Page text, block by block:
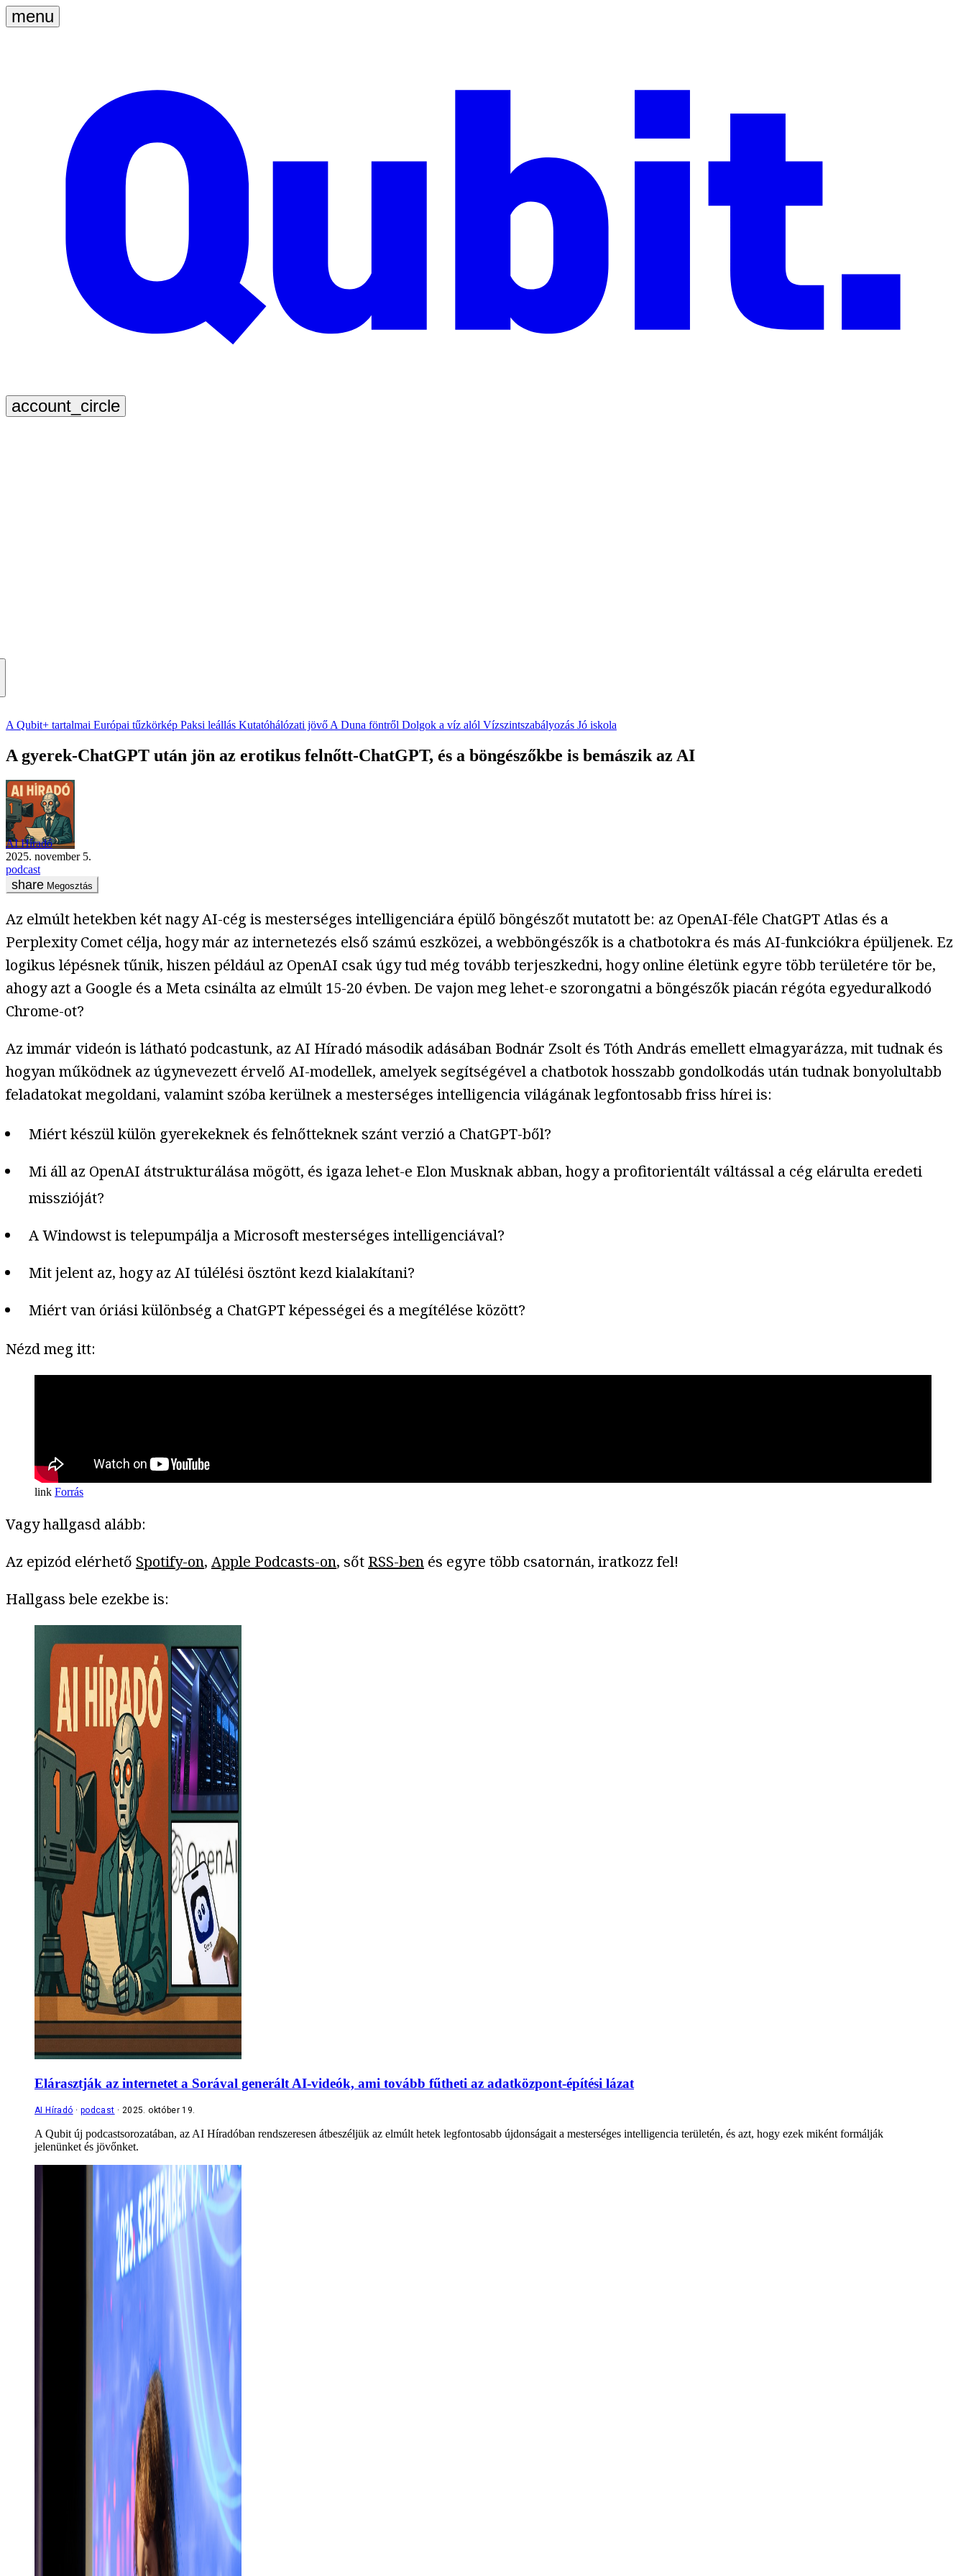
A Qubit+ tartalmai Európai tűzkörkép Paksi leállás Kutatóhálózati jövő A Duna föntről Dolgok a víz alól Vízszintszabályozás Jó iskola
A gyerek-ChatGPT után jön az erotikus felnőtt-ChatGPT, és a böngészőkbe is bemászik az AI
AI Híradó
2025. november 5.
podcast
Megosztás
Az elmúlt hetekben két nagy AI-cég is mesterséges intelligenciára épülő böngészőt mutatott be: az OpenAI-féle ChatGPT Atlas és a
Perplexity Comet célja, hogy már az internetezés első számú eszközei, a webböngészők is a chatbotokra és más AI-funkciókra épüljenek. Ez
logikus lépésnek tűnik, hiszen például az OpenAI csak úgy tud még tovább terjeszkedni, hogy online életünk egyre több területére tör be,
ahogy azt a Google és a Meta csinálta az elmúlt 15-20 évben. De vajon meg lehet-e szorongatni a böngészők piacán régóta egyeduralkodó
Chrome-ot?
Az immár videón is látható podcastunk, az AI Híradó második adásában Bodnár Zsolt és Tóth András emellett elmagyarázza, mit tudnak és
hogyan működnek az úgynevezett érvelő AI-modellek, amelyek segítségével a chatbotok hosszabb gondolkodás után tudnak bonyolultabb
feladatokat megoldani, valamint szóba kerülnek a mesterséges intelligencia világának legfontosabb friss hírei is:
Miért készül külön gyerekeknek és felnőtteknek szánt verzió a ChatGPT-ből?
Mi áll az OpenAI átstrukturálása mögött, és igaza lehet-e Elon Musknak abban, hogy a profitorientált váltással a cég elárulta eredeti
misszióját?
A Windowst is telepumpálja a Microsoft mesterséges intelligenciával?
Mit jelent az, hogy az AI túlélési ösztönt kezd kialakítani?
Miért van óriási különbség a ChatGPT képességei és a megítélése között?
Nézd meg itt:
Forrás
Vagy hallgasd alább:
Az epizód elérhető Spotify-on, Apple Podcasts-on, sőt RSS-ben és egyre több csatornán, iratkozz fel!
Hallgass bele ezekbe is:
Elárasztják az internetet a Sorával generált AI-videók, ami tovább fűtheti az adatközpont-építési lázat
AI Híradó podcast 2025. október 19.
A Qubit új podcastsorozatában, az AI Híradóban rendszeresen átbeszéljük az elmúlt hetek legfontosabb újdonságait a mesterséges intelligencia területén, és azt, hogy ezek miként formálják
jelenünket és jövőnket.